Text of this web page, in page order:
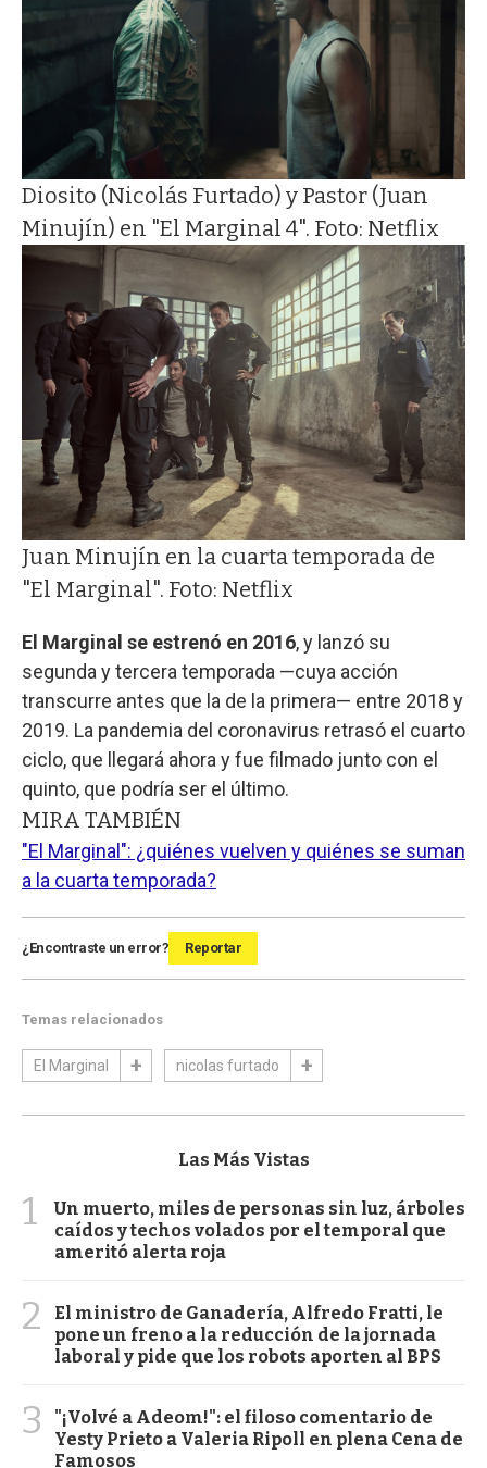
Diosito (Nicolás Furtado) y Pastor (Juan
Minujín) en "El Marginal 4". Foto: Netflix
Juan Minujín en la cuarta temporada de
"El Marginal". Foto: Netflix
El Marginal se estrenó en 2016, y lanzó su
segunda y tercera temporada —cuya acción
transcurre antes que la de la primera— entre 2018 y
2019. La pandemia del coronavirus retrasó el cuarto
ciclo, que llegará ahora y fue filmado junto con el
quinto, que podría ser el último.
MIRA TAMBIÉN
"El Marginal": ¿quiénes vuelven y quiénes se suman
a la cuarta temporada?
¿Encontraste un error? Reportar
Temas relacionados
El Marginal nicolas furtado
Las Más Vistas
1
Un muerto, miles de personas sin luz, árboles
caídos y techos volados por el temporal que
ameritó alerta roja
2
El ministro de Ganadería, Alfredo Fratti, le
pone un freno a la reducción de la jornada
laboral y pide que los robots aporten al BPS
3
"¡Volvé a Adeom!": el filoso comentario de
Yesty Prieto a Valeria Ripoll en plena Cena de
Famosos